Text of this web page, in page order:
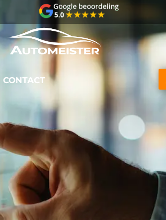
CONTACT
Verzekerd transport